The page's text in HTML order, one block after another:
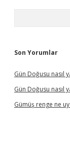
Son Yorumlar
Gün Doğusu nasıl
Gün Doğusu nasıl
Gümüş renge ne